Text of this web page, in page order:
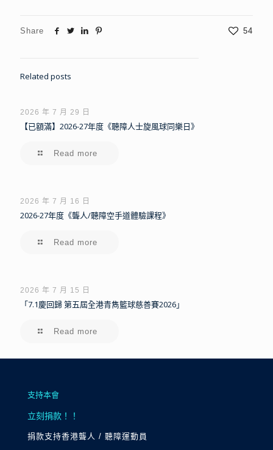
Share 54
Related posts
2026 年 7 月 29 日
【已額滿】2026-27年度《聽障人士旋風球同樂日》
Read more
2026 年 7 月 16 日
2026-27年度《聾人/聽障空手道體驗課程》
Read more
2026 年 7 月 15 日
「7.1慶回歸 第五屆全港青雋籃球慈善賽2026」
Read more
支持本會
立刻捐款！！
捐款支持香港聾人 / 聽障運動員